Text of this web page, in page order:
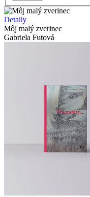
Detaily
Môj malý zverinec
Gabriela Futová